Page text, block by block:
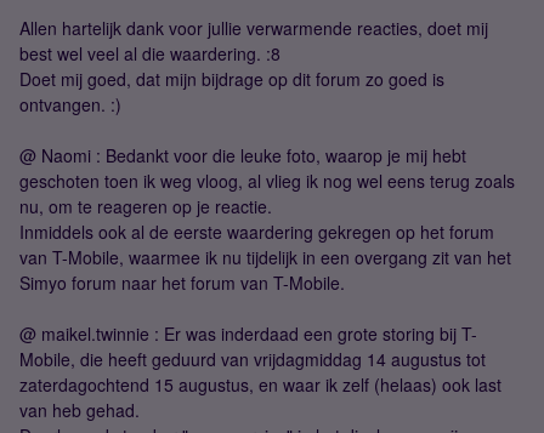
Allen hartelijk dank voor jullie verwarmende reacties, doet mij
best wel veel al die waardering. :8
Doet mij goed, dat mijn bijdrage op dit forum zo goed is
ontvangen. :)
@ Naomi : Bedankt voor die leuke foto, waarop je mij hebt
geschoten toen ik weg vloog, al vlieg ik nog wel eens terug zoals
nu, om te reageren op je reactie.
Inmiddels ook al de eerste waardering gekregen op het forum
van T-Mobile, waarmee ik nu tijdelijk in een overgang zit van het
Simyo forum naar het forum van T-Mobile.
@ maikel.twinnie : Er was inderdaad een grote storing bij T-
Mobile, die heeft geduurd van vrijdagmiddag 14 augustus tot
zaterdagochtend 15 augustus, en waar ik zelf (helaas) ook last
van heb gehad.